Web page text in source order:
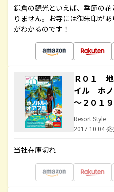
鎌倉の観光といえば、季節の
りません。お寺には御朱印が
がわかるのです！
Ｒ０１
イル ホ
～２０１９
Resort Style
2017.10.04 発
当社在庫切れ